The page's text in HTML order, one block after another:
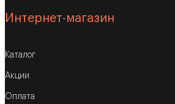
Интернет-магазин
Каталог
Акции
Оплата